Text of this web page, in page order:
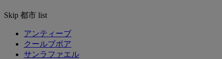
Skip 都市 list
アンティーブ
クールブボア
サンラファエル